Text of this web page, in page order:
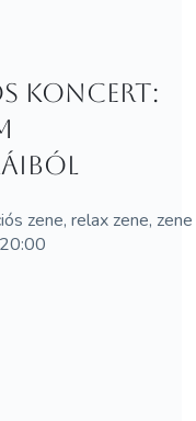
koncert:
zene, relax zene, zene